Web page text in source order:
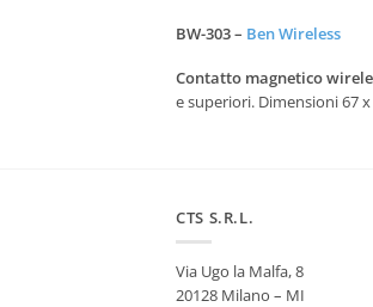
BW-303 – Ben Wireless
Contatto magnetico
e superiori. Dimensioni 67
CTS S.R.L.
Via Ugo la Malfa, 8
20128 Milano – MI